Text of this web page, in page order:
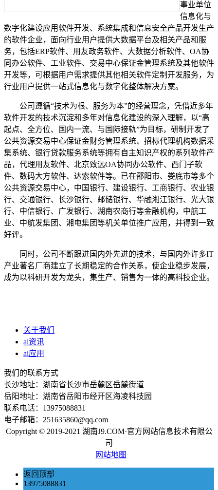
事业单位
信息化与
数字化建设应用软件开发、系统集成和信息安全产品开发生产
的软件企业，面向行业用户提供大数据平台及相关产品和服
务，包括ERP软件、用友政务软件、大数据分析软件、OA协
同办公软件、工业软件、交易中心保证金管理系统及其他软件
开发等，可根据用户需求提供其他相关软件定制开发服务，为
行业用户提供一站式信息化与数字化整体解决方案。
公司遵循“技术为根、服务为本”的经营理念，凭借近多年
软件开发的技术沉淀和多年对信息化建设的深入理解，以“高
起点、全方位、国内一流、与国际接轨”为目标，研制开发了
公共资源交易中心保证金财务管理系统、招标代理机构数据采
集系统、银行贷款服务系统等拥有自主知识产权的系列软件产
品，代理用友软件、北京致远OA协同办公软件、西门子软
件、数码大方软件、达索软件等。已在邵阳市、娄底市等多个
公共资源交易中心，中国银行、建设银行、工商银行、农业银
行、交通银行、长沙银行、邮储银行、华融湘江银行、光大银
行、中信银行、广发银行、湖南农商行等金融机构，中航工
业、中航发集团、湘电集团等机关单位推广应用，并得到一致
好评。
同时，公司不断跟进国内外先进的技术，与国内外许多IT
产业著名厂商建立了长期稳定的合作关系，使企业稳步发展，
成为以科研开发为龙头，集生产、销售为一体的高科技企业。
关于我们
ai资讯
ai应用
我们的联系方式
长沙地址：湖南省长沙市岳麓区岳麓街道
岳阳地址：湖南省岳阳市经开区海凌科技园
联系电话：13975088831
电子邮箱：251635860@qq.com
Copyright © 2019-2021 湖南J9.COM·官方网站信息技术有限公
司
网站地图
返回顶部
13975088831